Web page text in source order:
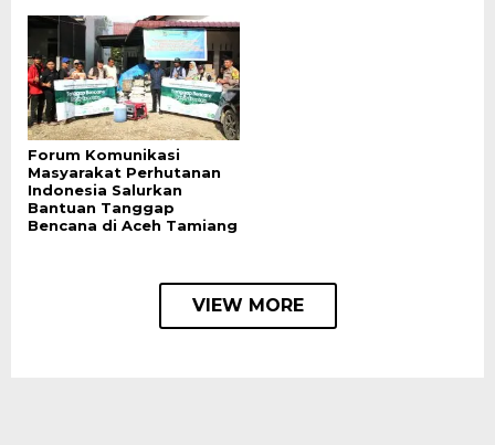
Forum Komunikasi
Masyarakat Perhutanan
Indonesia Salurkan
Bantuan Tanggap
Bencana di Aceh Tamiang
VIEW MORE